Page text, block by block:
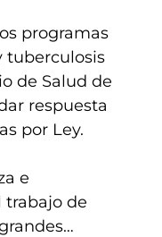
programas
tuberculosis
de Salud de
respuesta
por Ley.
e
trabajo de